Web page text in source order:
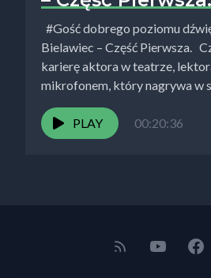
#Gość dobrego poziomu
Bielawiec – Część Pierwsza.
karierę aktora w teatrze,
mikrofonem, który nagrywa w
PLAY 00:20:36